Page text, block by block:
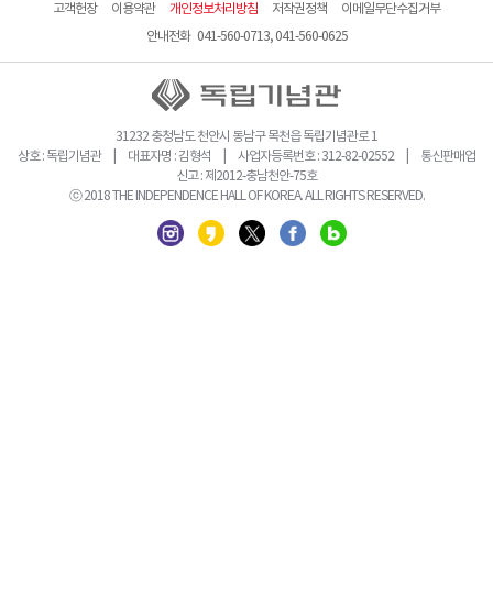
고객헌장 이용약관 개인정보처리방침 저작권정책
이메일무단수집거부
안내전화 041-560-0713, 041-560-0625
31232 충청남도 천안시 동남구 목천읍 독립기념관로 1
상호 : 독립기념관 | 대표자명 : 김형석 | 사업자등록번호 : 312-82-02552 | 통신판매업
신고 : 제2012-충남천안-75호
ⓒ 2018 THE INDEPENDENCE HALL OF KOREA. ALL RIGHTS RESERVED.